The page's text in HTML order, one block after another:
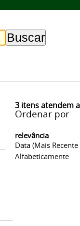
3itens atendem
Ordenar por
relevância
Data (mais
Alfabeticamente